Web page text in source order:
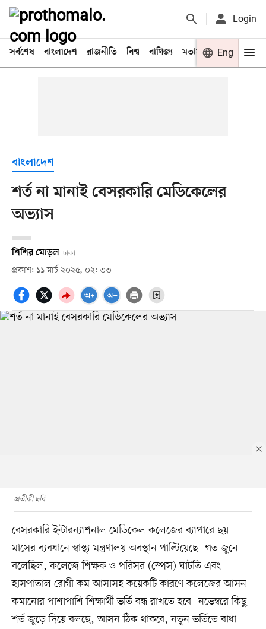
Login
সর্বশেষ বাংলাদেশ রাজনীতি বিশ্ব বাণিজ্য মতামত খেলা
Eng
বাংলাদেশ
শর্ত না মানাই বেসরকারি মেডিকেলের
অভ্যাস
শিশির মোড়ল ঢাকা
প্রকাশ: ১১ মার্চ ২০২৫, ০২: ৩৩
প্রতীকী ছবি
বেসরকারি ইন্টারন্যাশনাল মেডিকেল কলেজের ব্যাপারে ছয়
মাসের ব্যবধানে স্বাস্থ্য মন্ত্রণালয় অবস্থান পাল্টিয়েছে। গত জুনে
বলেছিল, কলেজে শিক্ষক ও পরিসর (স্পেস) ঘাটতি এবং
হাসপাতাল রোগী কম আসাসহ কয়েকটি কারণে কলেজের আসন
কমানোর পাশাপাশি শিক্ষার্থী ভর্তি বন্ধ রাখতে হবে। নভেম্বরে কিছু
শর্ত জুড়ে দিয়ে বলছে, আসন ঠিক থাকবে, নতুন ভর্তিতে বাধা